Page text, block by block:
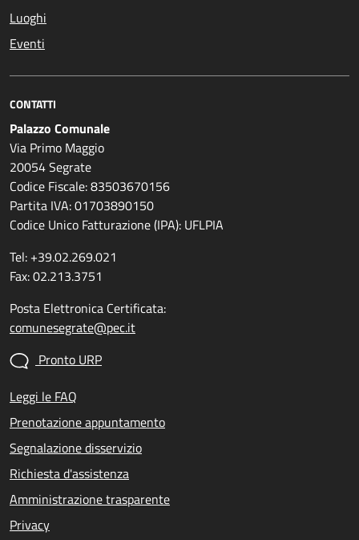
Luoghi
Eventi
CONTATTI
Palazzo Comunale
Via Primo Maggio
20054 Segrate
Codice Fiscale: 83503670156
Partita IVA: 01703890150
Codice Unico Fatturazione (IPA): UFLPIA
Tel: +39.02.269.021
Fax: 02.213.3751
Posta Elettronica Certificata:
comunesegrate@pec.it
Pronto URP
Leggi le FAQ
Prenotazione appuntamento
Segnalazione disservizio
Richiesta d'assistenza
Amministrazione trasparente
Privacy